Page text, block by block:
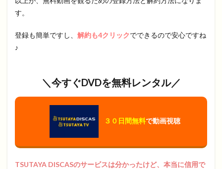
す。
登録も簡単ですし、 解約も4クリックでできるので安心ですね
♪
＼今すぐDVDを無料レンタル／
３０日間無料で動画視聴
TSUTAYA DISCASのサービスは分かったけど、本当に信用で